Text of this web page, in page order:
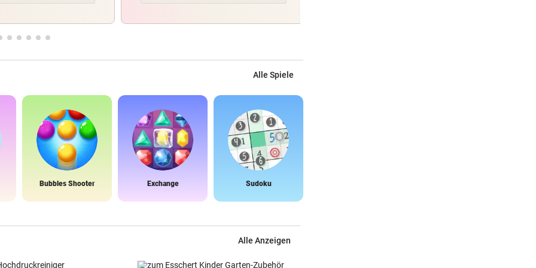
Alle Spiele
Bubbles Shooter Exchange Sudoku
Alle Anzeigen